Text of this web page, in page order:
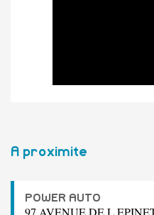
A proximite
POWER AUTO
97 AVENUE DE L